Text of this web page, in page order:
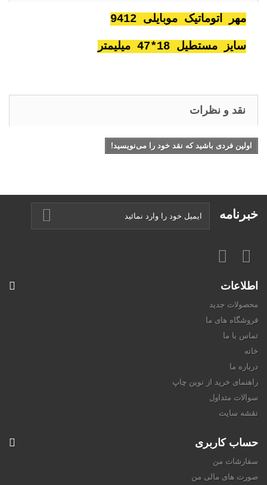
مهر اتوماتیک موبایلی 9412
سایز مستطیل 18*47 میلیمتر
نقد و نظرات
اولین فردی باشید که نقد خود را می‌نویسید!
خبرنامه
اطلاعات
محصولات جدید
فروشگاه های ما
تماس با ما
خانه
درباره ما
راهنمای خرید از نوین چاپ
سوالات متداول
نقشه سایت
حساب کاربری
سفارشات من
صورت های مالی من